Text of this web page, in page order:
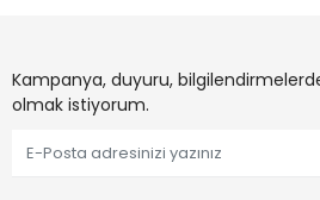
Kampanya, duyuru,
olmak istiyorum.